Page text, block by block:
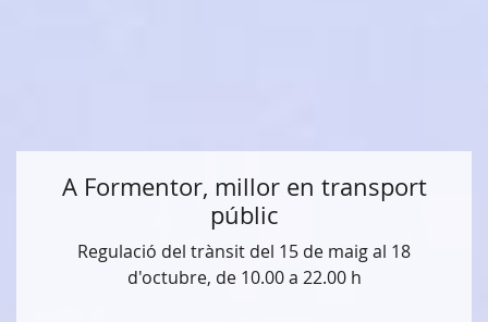
A Formentor, millor en transport
públic
Regulació del trànsit del 15 de maig al 18
d'octubre, de 10.00 a 22.00 h